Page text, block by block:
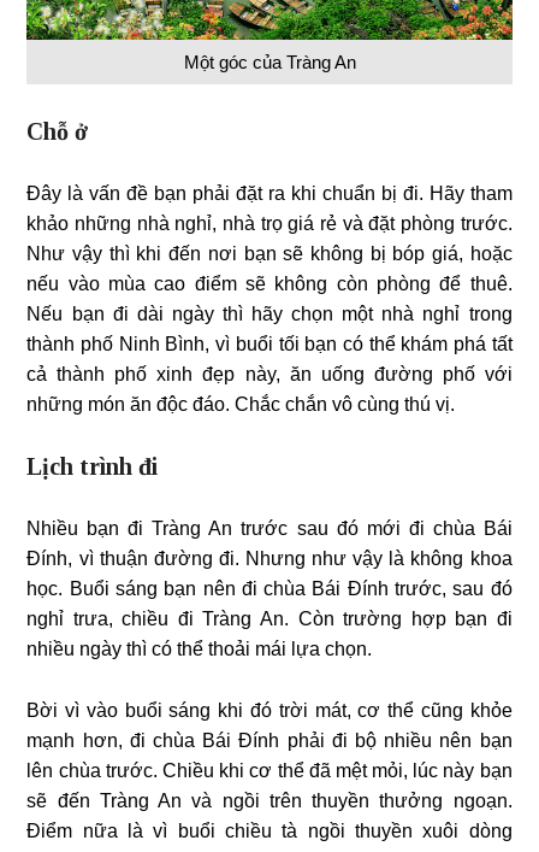
Một góc của Tràng An
Chỗ ở
Đây là vấn đề bạn phải đặt ra khi chuẩn bị đi. Hãy tham
khảo những nhà nghỉ, nhà trọ giá rẻ và đặt phòng trước.
Như vậy thì khi đến nơi bạn sẽ không bị bóp giá, hoặc
nếu vào mùa cao điểm sẽ không còn phòng để thuê.
Nếu bạn đi dài ngày thì hãy chọn một nhà nghỉ trong
thành phố Ninh Bình, vì buổi tối bạn có thể khám phá tất
cả thành phố xinh đẹp này, ăn uống đường phố với
những món ăn độc đáo. Chắc chắn vô cùng thú vị.
Lịch trình đi
Nhiều bạn đi Tràng An trước sau đó mới đi chùa Bái
Đính, vì thuận đường đi. Nhưng như vậy là không khoa
học. Buổi sáng bạn nên đi chùa Bái Đính trước, sau đó
nghỉ trưa, chiều đi Tràng An. Còn trường hợp bạn đi
nhiều ngày thì có thể thoải mái lựa chọn.
Bời vì vào buổi sáng khi đó trời mát, cơ thể cũng khỏe
mạnh hơn, đi chùa Bái Đính phải đi bộ nhiều nên bạn
lên chùa trước. Chiều khi cơ thể đã mệt mỏi, lúc này bạn
sẽ đến Tràng An và ngồi trên thuyền thưởng ngoạn.
Điểm nữa là vì buổi chiều tà ngồi thuyền xuôi dòng